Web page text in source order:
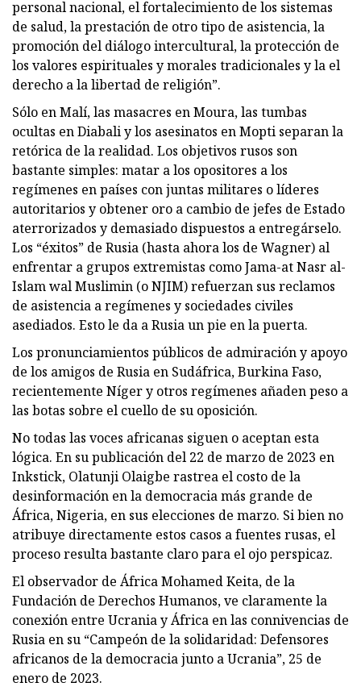
personal nacional, el fortalecimiento de los sistemas
de salud, la prestación de otro tipo de asistencia, la
promoción del diálogo intercultural, la protección de
los valores espirituales y morales tradicionales y la el
derecho a la libertad de religión”.
Sólo en Malí, las masacres en Moura, las tumbas
ocultas en Diabali y los asesinatos en Mopti separan la
retórica de la realidad. Los objetivos rusos son
bastante simples: matar a los opositores a los
regímenes en países con juntas militares o líderes
autoritarios y obtener oro a cambio de jefes de Estado
aterrorizados y demasiado dispuestos a entregárselo.
Los “éxitos” de Rusia (hasta ahora los de Wagner) al
enfrentar a grupos extremistas como Jama-at Nasr al-
Islam wal Muslimin (o NJIM) refuerzan sus reclamos
de asistencia a regímenes y sociedades civiles
asediados. Esto le da a Rusia un pie en la puerta.
Los pronunciamientos públicos de admiración y apoyo
de los amigos de Rusia en Sudáfrica, Burkina Faso,
recientemente Níger y otros regímenes añaden peso a
las botas sobre el cuello de su oposición.
No todas las voces africanas siguen o aceptan esta
lógica. En su publicación del 22 de marzo de 2023 en
Inkstick, Olatunji Olaigbe rastrea el costo de la
desinformación en la democracia más grande de
África, Nigeria, en sus elecciones de marzo. Si bien no
atribuye directamente estos casos a fuentes rusas, el
proceso resulta bastante claro para el ojo perspicaz.
El observador de África Mohamed Keita, de la
Fundación de Derechos Humanos, ve claramente la
conexión entre Ucrania y África en las connivencias de
Rusia en su “Campeón de la solidaridad: Defensores
africanos de la democracia junto a Ucrania”, 25 de
enero de 2023.